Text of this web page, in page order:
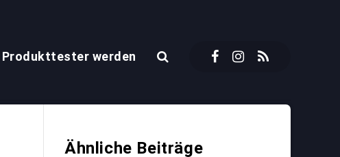
Produkttester werden
Ähnliche Beiträge